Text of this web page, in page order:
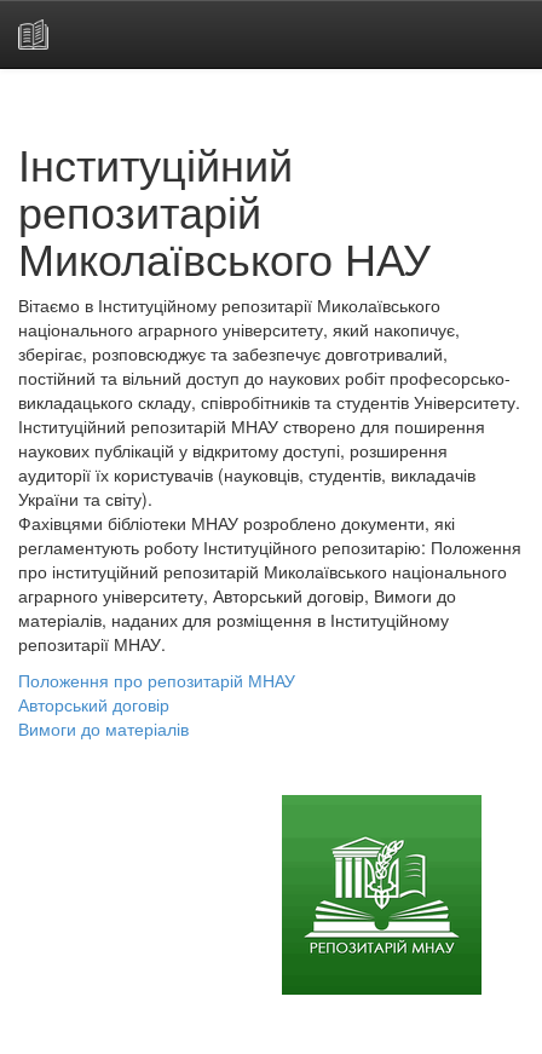
Інституційний
репозитарій
Миколаївського НАУ
Вітаємо в Інституційному репозитарії Миколаївського
національного аграрного університету, який накопичує,
зберігає, розповсюджує та забезпечує довготривалий,
постійний та вільний доступ до наукових робіт професорсько-
викладацького складу, співробітників та студентів Університету.
Інституційний репозитарій МНАУ створено для поширення
наукових публікацій у відкритому доступі, розширення
аудиторії їх користувачів (науковців, студентів, викладачів
України та світу).
Фахівцями бібліотеки МНАУ розроблено документи, які
регламентують роботу Інституційного репозитарію: Положення
про інституційний репозитарій Миколаївського національного
аграрного університету, Авторський договір, Вимоги до
матеріалів, наданих для розміщення в Інституційному
репозитарії МНАУ.
Положення про репозитарій МНАУ
Авторський договір
Вимоги до матеріалів